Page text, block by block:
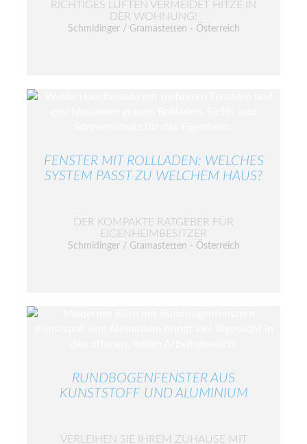
RICHTIGES LÜFTEN VERMEIDET HITZE IN
DER WOHNUNG!
Schmidinger / Gramastetten - Österreich
FENSTER MIT ROLLLADEN: WELCHES
SYSTEM PASST ZU WELCHEM HAUS?
DER KOMPAKTE RATGEBER FÜR
EIGENHEIMBESITZER
Schmidinger / Gramastetten - Österreich
RUNDBOGENFENSTER AUS
KUNSTSTOFF UND ALUMINIUM
VERLEIHEN SIE IHREM ZUHAUSE MIT